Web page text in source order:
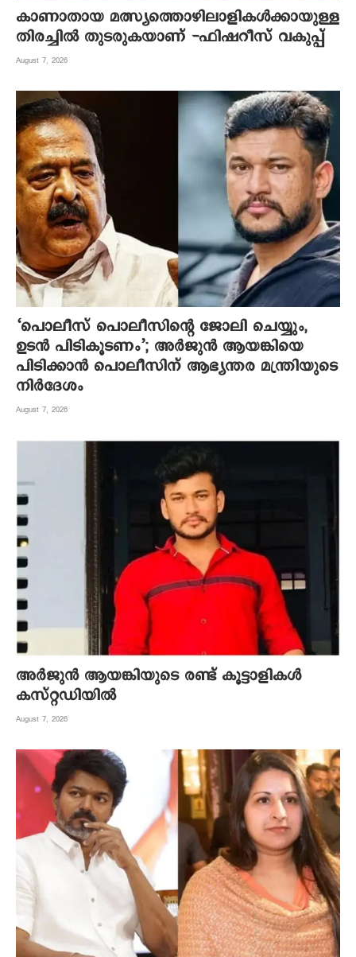
കാണാതായ മത്സ്യത്തൊഴിലാളികൾക്കായുള്ള
തിരച്ചിൽ തുടരുകയാണ് -ഫിഷറീസ് വകുപ്പ്
August 7, 2026
‘പൊലീസ് പൊലീസിന്റെ ജോലി ചെയ്യും,
ഉടന്‍ പിടികൂടണം’; അര്‍ജുന്‍ ആയങ്കിയെ
പിടിക്കാന്‍ പൊലീസിന് ആഭ്യന്തര മന്ത്രിയുടെ
നിര്‍ദേശം
August 7, 2026
അര്‍ജുന്‍ ആയങ്കിയുടെ രണ്ട് കൂട്ടാളികള്‍
കസ്റ്റഡിയില്‍
August 7, 2026